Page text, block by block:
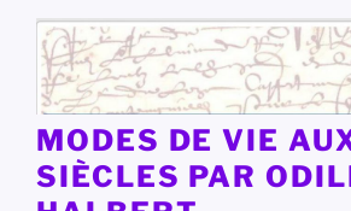
contenu
principal
MODES DE VIE
SIÈCLES PAR